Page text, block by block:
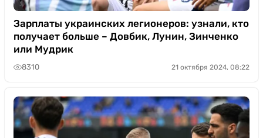
Зарплаты украинских легионеров: узнали, кто
получает больше – Довбик, Лунин, Зинченко
или Мудрик
8310 21 октября 2024, 08:22